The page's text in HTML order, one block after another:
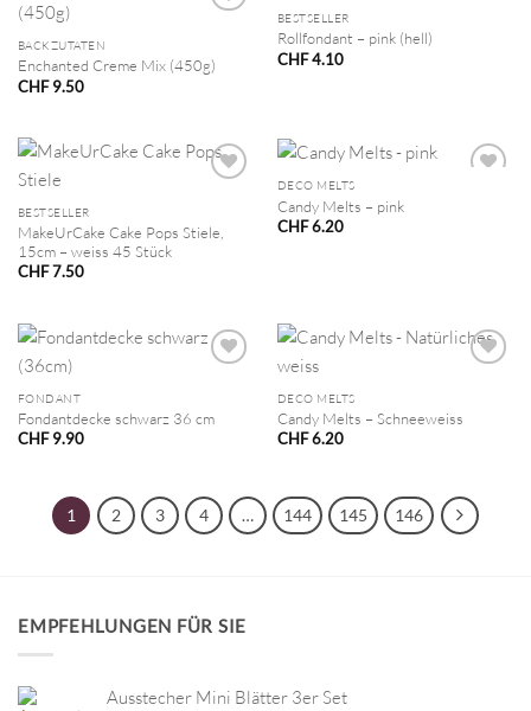
BACKZUTATEN
Enchanted Creme Mix (450g)
CHF9.50
BESTSELLER
Rollfondant – pink (hell)
CHF4.10
BESTSELLER
MakeUrCake Cake Pops Stiele,
15cm – weiss 45 Stück
CHF7.50
DECO MELTS
Candy Melts – pink
CHF6.20
FONDANT
Fondantdecke schwarz 36 cm
CHF9.90
DECO MELTS
Candy Melts – Schneeweiss
CHF6.20
1 2 3 4 … 144 145 146
EMPFEHLUNGEN FÜR SIE
Ausstecher Mini Blätter 3er Set